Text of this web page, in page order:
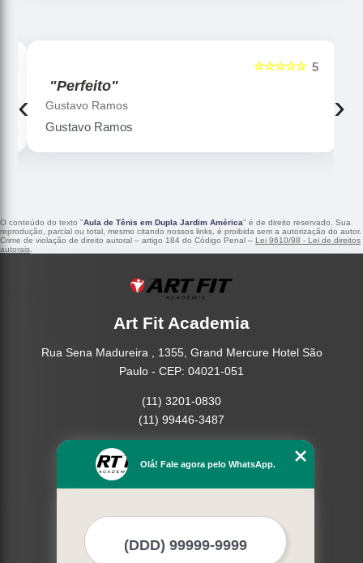
5
☆☆☆☆☆
"Perfeito"
Gustavo Ramos
Gustavo Ramos
‹ ›
O conteúdo do texto "Aula de Tênis em Dupla Jardim América" é de direito reservado. Sua
reprodução, parcial ou total, mesmo citando nossos links, é proibida sem a autorização do autor.
Crime de violação de direito autoral – artigo 184 do Código Penal – Lei 9610/98 - Lei de direitos
autorais
Art Fit Academia
Rua Sena Madureira , 1355, Grand Mercure Hotel São
Paulo - CEP: 04021-051
(11) 3201-0830
(11) 99446-3487
Empresa
Missão
Mapa do site
Olá! Fale agora pelo WhatsApp.